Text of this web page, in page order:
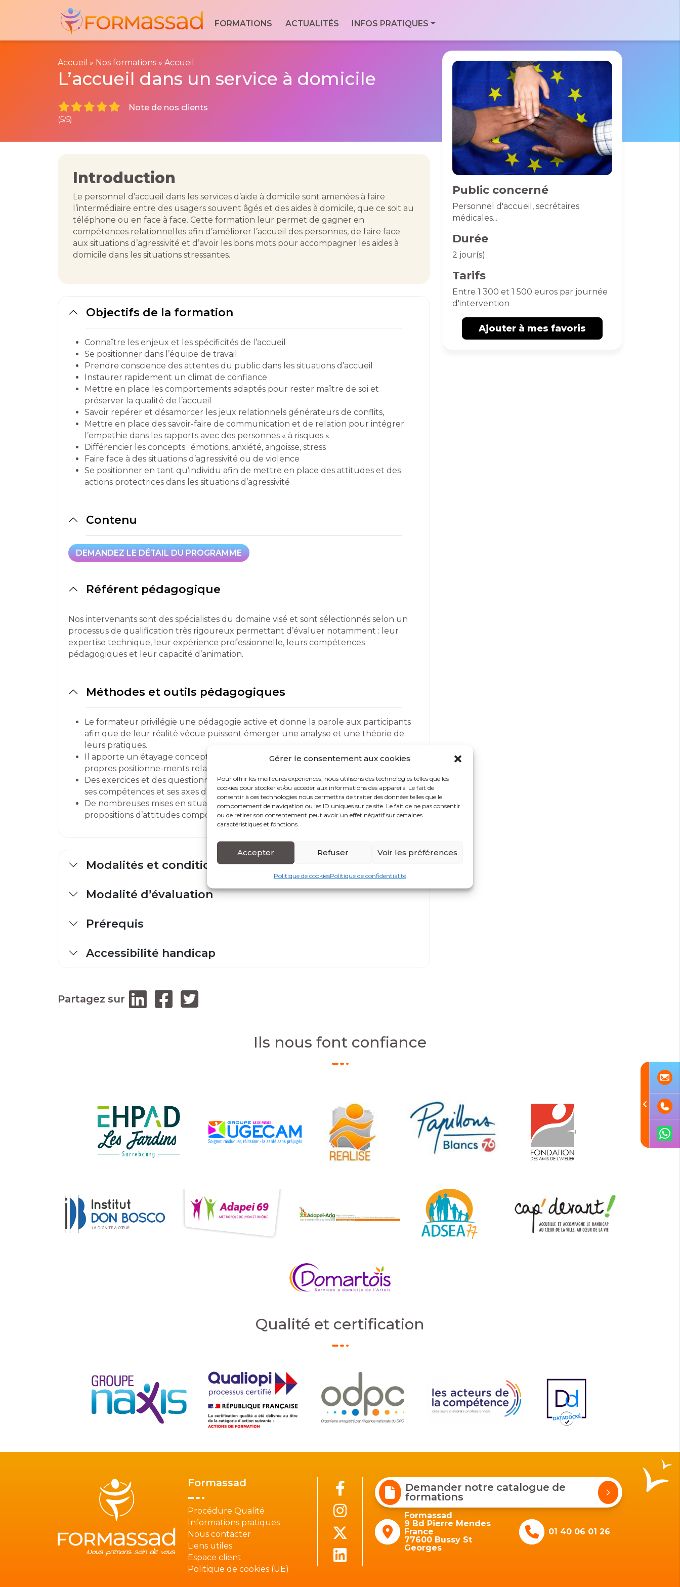
Gérer le consentement aux cookies
Pour offrir les meilleures expériences, nous utilisons des technologies telles que les
cookies pour stocker et/ou accéder aux informations des appareils. Le fait de
consentir à ces technologies nous permettra de traiter des données telles que le
comportement de navigation ou les ID uniques sur ce site. Le fait de ne pas consentir
ou de retirer son consentement peut avoir un effet négatif sur certaines
caractéristiques et fonctions.
Accepter Refuser Voir les préférences
Politique de cookiesPolitique de confidentialité
Découvrez votre formation idéale
Explorez nos formations dédiées aux professionnels du
Cliquez ici :Nos formations
Formassad
9 Bd Pierre
Mendes France
77600 Bussy St
01 40 06 01 26
FORMATIONS ACTUALITÉS INFOS PRATIQUES
Accueil » Nos formations » Accueil
L’accueil dans un service à domicile
Note de nos clients
(5/5)
Introduction
Le personnel d’accueil dans les services d’aide à domicile sont amenées à faire
l’intermédiaire entre des usagers souvent âgés et des aides à domicile, que ce soit au
téléphone ou en face à face. Cette formation leur permet de gagner en
compétences relationnelles afin d’améliorer l’accueil des personnes, de faire face
aux situations d’agressivité et d’avoir les bons mots pour accompagner les aides à
domicile dans les situations stressantes.
Objectifs de la formation
Connaître les enjeux et les spécificités de l’accueil
Se positionner dans l’équipe de travail
Prendre conscience des attentes du public dans les situations d’accueil
Instaurer rapidement un climat de confiance
Mettre en place les comportements adaptés pour rester maître de soi et
préserver la qualité de l’accueil
Savoir repérer et désamorcer les jeux relationnels générateurs de conflits,
Mettre en place des savoir-faire de communication et de relation pour intégrer
l’empathie dans les rapports avec des personnes « à risques «
Différencier les concepts : émotions, anxiété, angoisse, stress
Faire face à des situations d’agressivité ou de violence
Se positionner en tant qu’individu afin de mettre en place des attitudes et des
actions protectrices dans les situations d’agressivité
Contenu
DEMANDEZ LE DÉTAIL DU PROGRAMME
DEMANDEZ LE DÉTAIL DU PROGRAMME
Référent pédagogique
Nos intervenants sont des spécialistes du domaine visé et sont sélectionnés selon un
processus de qualification très rigoureux permettant d’évaluer notamment : leur
expertise technique, leur expérience professionnelle, leurs compétences
pédagogiques et leur capacité d’animation.
Méthodes et outils pédagogiques
Le formateur privilégie une pédagogie active et donne la parole aux participants
afin que de leur réalité vécue puissent émerger une analyse et une théorie de
leurs pratiques.
Il apporte un étayage conceptuel qui permet aux participants de repérer leurs
propres positionne-ments relationnels et d’en tirer des conclusions pour le futur.
Des exercices et des questionnaires d’auto-évaluation aident chacun à identifier
ses compétences et ses axes d’évolution souhaitée.
De nombreuses mises en situation permettent d’intégrer et d’expérimenter les
propositions d’attitudes comportementales efficaces
Modalités et conditions d’accès
Modalité d’évaluation
Prérequis
Accessibilité handicap
Partagez sur
Public concerné
Personnel d'accueil, secrétaires
médicales...
Durée
2 jour(s)
Tarifs
Entre 1 300 et 1 500 euros par journée
d'intervention
Ajouter à mes favoris
Ils nous font confiance
Qualité et certification
Formassad
Procédure Qualité
Informations pratiques
Nous contacter
Liens utiles
Espace client
Politique de cookies (UE)
Demander notre catalogue de
formations
Formassad
9 Bd Pierre Mendes
France
77600 Bussy St
Georges
01 40 06 01 26